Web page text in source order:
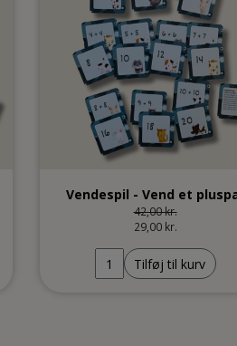
Vendespil - Vend et
42,00 kr.
29,00 kr.
Tilføj til kurv